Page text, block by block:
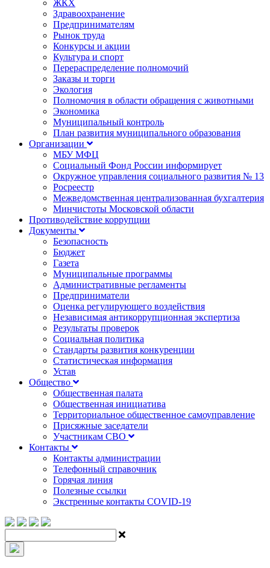
ЖКХ
Здравоохранение
Предпринимателям
Рынок труда
Конкурсы и акции
Культура и спорт
Перераспределение полномочий
Заказы и торги
Экология
Полномочия в области обращения с животными
Экономика
Муниципальный контроль
План развития муниципального образования
Организации
МБУ МФЦ
Социальный Фонд России информирует
Окружное управления социального развития № 13
Росреестр
Межведомственная централизованная бухгалтерия
Минчистоты Московской области
Противодействие коррупции
Документы
Безопасность
Бюджет
Газета
Муниципальные программы
Административные регламенты
Предприниматели
Оценка регулирующего воздействия
Независимая антикоррупционная экспертиза
Результаты проверок
Социальная политика
Стандарты развития конкуренции
Статистическая информация
Устав
Общество
Общественная палата
Общественная инициатива
Территориальное общественное самоуправление
Присяжные заседатели
Участникам СВО
Контакты
Контакты администрации
Телефонный справочник
Горячая линия
Полезные ссылки
Экстренные контакты COVID-19